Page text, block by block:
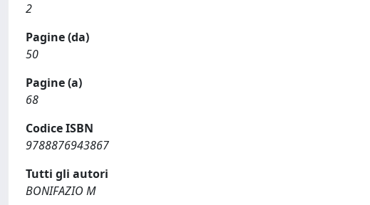
2
Pagine (da)
50
Pagine (a)
68
Codice ISBN
9788876943867
Tutti gli autori
BONIFAZIO M